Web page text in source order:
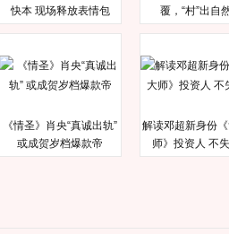
快本 现场释放表情包
覆，“村”出自
《情圣》肖央“真诚出轨”
或成贺岁档爆款帝
解读邓超新身份
师》投资人 不